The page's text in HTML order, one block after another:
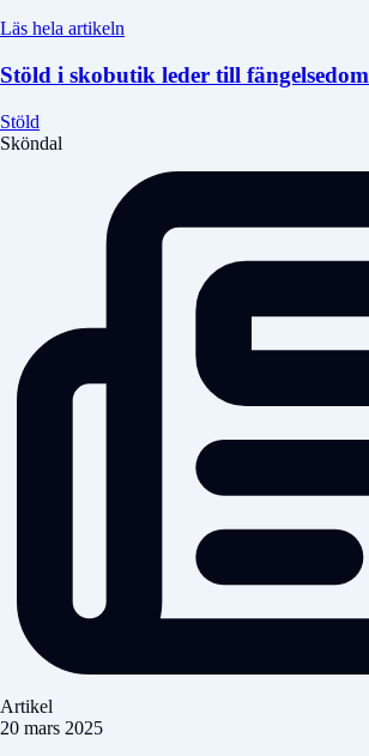
Läs hela artikeln
Stöld i skobutik leder till fängelsedom
Stöld
Sköndal
Artikel
20 mars 2025